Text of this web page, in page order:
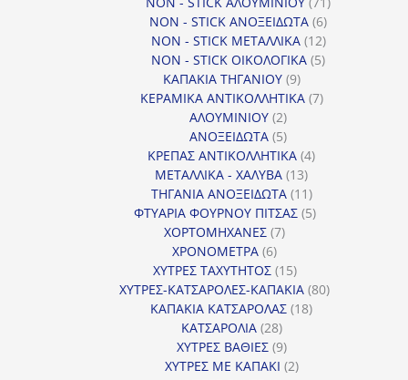
προϊόντα
NON - STICK ΑΝΟΞΕΙΔΩΤΑ 66
προϊόντα
NON - STICK ΜΕΤΑΛΛΙΚΑ 1212
προϊόντα
NON - STICK ΟΙΚΟΛΟΓΙΚΑ 55
ΚΑΠΑΚΙΑ ΤΗΓΑΝΙΟΥ 99
προϊόντα
ΚΕΡΑΜΙΚΑ ΑΝΤΙΚΟΛΛΗΤΙΚΑ 77
ΑΛΟΥΜΙΝΙΟΥ 22
προϊόντα
ΑΝΟΞΕΙΔΩΤΑ 55
προϊόντα
ΚΡΕΠΑΣ ΑΝΤΙΚΟΛΛΗΤΙΚΑ 44
ΜΕΤΑΛΛΙΚΑ - ΧΑΛΥΒΑ 1313
προϊόντα
ΤΗΓΑΝΙΑ ΑΝΟΞΕΙΔΩΤΑ 1111
προϊόντα
ΦΤΥΑΡΙΑ ΦΟΥΡΝΟΥ ΠΙΤΣΑΣ 55
ΧΟΡΤΟΜΗΧΑΝΕΣ 77
ΧΡΟΝΟΜΕΤΡΑ 66
προϊόντα
ΧΥΤΡΕΣ ΤΑΧΥΤΗΤΟΣ 1515
προϊόντα
ΧΥΤΡΕΣ-ΚΑΤΣΑΡΟΛΕΣ-ΚΑΠΑΚΙΑ 8080
ΚΑΠΑΚΙΑ ΚΑΤΣΑΡΟΛΑΣ 1818
ΚΑΤΣΑΡΟΛΙΑ 2828
προϊόντα
ΧΥΤΡΕΣ ΒΑΘΙΕΣ 99
προϊόντα
ΧΥΤΡΕΣ ΜΕ ΚΑΠΑΚΙ 22